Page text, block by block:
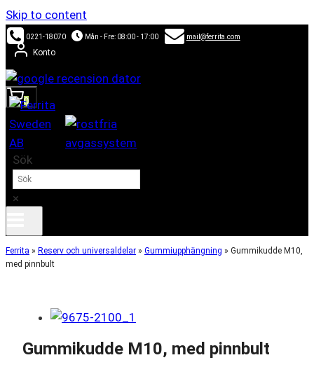
Skip to content
0221-18070 Mån - Fre: 08:00 - 17:00 mail@ferrita.com
Konto
0
Sök
×
Ferrita » Reserv och universaldelar » Gummiupphängning » Gummikudde M10,
med pinnbult
Gummikudde M10, med pinnbult